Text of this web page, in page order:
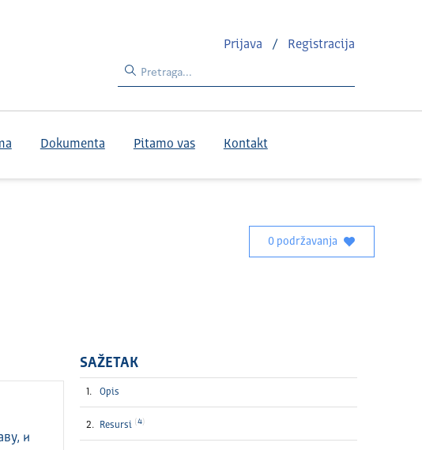
Prijava / Registracija
Dokumenta Pitamo vas Kontakt
0 podržavanja
и
SAŽETAK
Opis
Resursi 4